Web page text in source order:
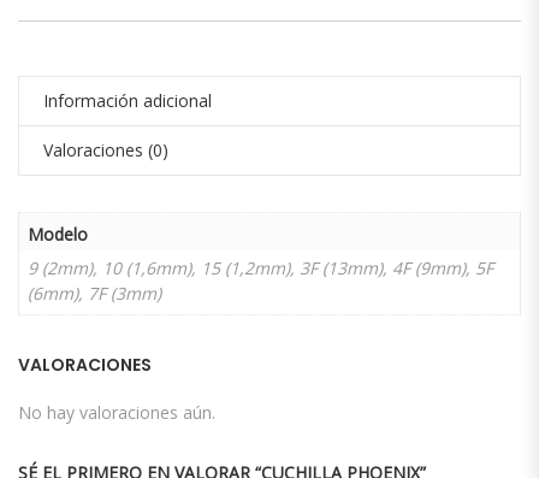
Información adicional
Valoraciones (0)
Modelo
9 (2mm), 10 (1,6mm), 15 (1,2mm), 3F (13mm), 4F (9mm), 5F
(6mm), 7F (3mm)
VALORACIONES
No hay valoraciones aún.
SÉ EL PRIMERO EN VALORAR “CUCHILLA PHOENIX”